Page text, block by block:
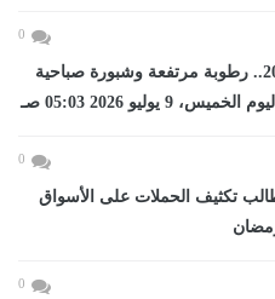
0
طقس الخميس 9 يوليو 2026.. رطوبة مرتفعة وشبورة صباحية
2026 05:03 صـ
0
مطالب تكثيف الحملات على الأسواق
0